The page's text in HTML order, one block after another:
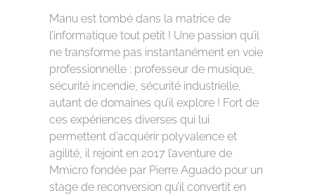
Manu est tombé dans la matrice de
l’informatique tout petit ! Une passion qu’il
ne transforme pas instantanément en voie
professionnelle : professeur de musique,
sécurité incendie, sécurité industrielle,
autant de domaines qu’il explore ! Fort de
ces expériences diverses qui lui
permettent d’acquérir polyvalence et
agilité, il rejoint en 2017 l’aventure de
Mmicro fondée par Pierre Aguado pour un
stage de reconversion qu’il convertit en